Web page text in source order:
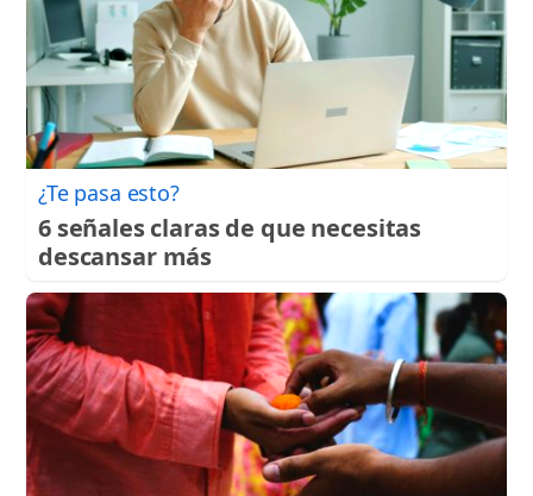
¿Te pasa esto?
6 señales claras de que necesitas
descansar más